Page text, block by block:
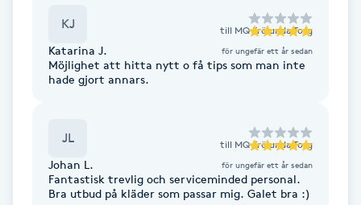
Celluliter
Color correction
KJ till MQ Frölunda Torg
Katarina J. för ungefär ett år sedan
Möjlighet att hitta nytt o få tips som man inte
hade gjort annars.
JL till MQ Frölunda Torg
Johan L. för ungefär ett år sedan
Fantastisk trevlig och serviceminded personal.
Bra utbud på kläder som passar mig. Galet bra :)